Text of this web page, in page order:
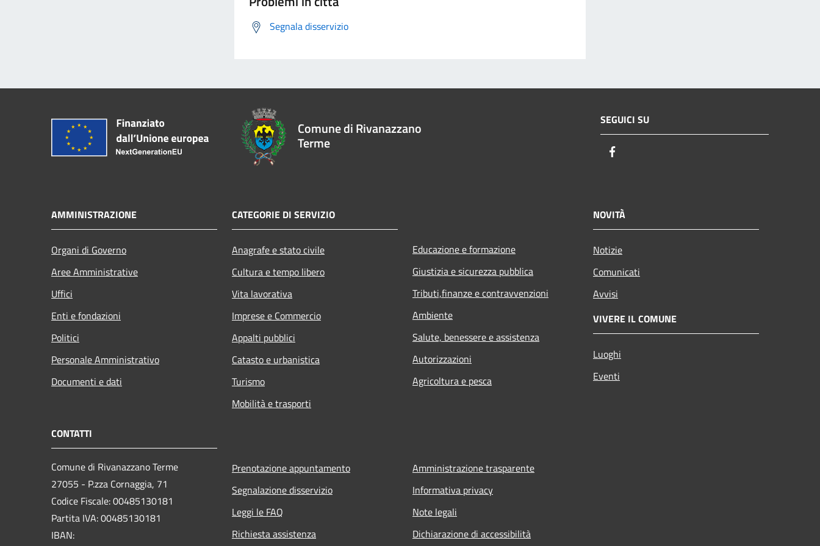
Segnala disservizio
Comune di Rivanazzano
Terme
SEGUICI SU
AMMINISTRAZIONE
Organi di Governo
Aree Amministrative
Uffici
Enti e fondazioni
Politici
Personale Amministrativo
Documenti e dati
CATEGORIE DI SERVIZIO
Anagrafe e stato civile
Cultura e tempo libero
Vita lavorativa
Imprese e Commercio
Appalti pubblici
Catasto e urbanistica
Turismo
Mobilità e trasporti
Educazione e formazione
Giustizia e sicurezza pubblica
Tributi,finanze e contravvenzioni
Ambiente
Salute, benessere e assistenza
Autorizzazioni
Agricoltura e pesca
NOVITÀ
Notizie
Comunicati
Avvisi
VIVERE IL COMUNE
Luoghi
Eventi
CONTATTI
Comune di Rivanazzano Terme
27055 - P.zza Cornaggia, 71
Codice Fiscale: 00485130181
Partita IVA: 00485130181
IBAN:
Prenotazione appuntamento
Segnalazione disservizio
Leggi le FAQ
Richiesta assistenza
Amministrazione trasparente
Informativa privacy
Note legali
Dichiarazione di accessibilità